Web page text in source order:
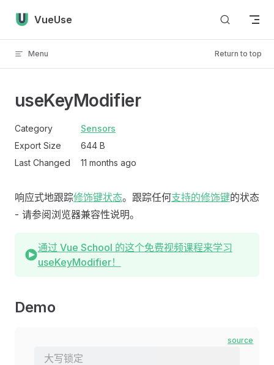
Skip to content
VueUse
Menu Return to top
useKeyModifier
Category
Sensors
Export Size
644 B
Last Changed
11 months ago
响应式地跟踪修饰键状态。跟踪任何支持的修饰键的状态
- 请参阅浏览器兼容性说明。
通过 Vue School 的这个免费视频课程来学习
useKeyModifier！
Demo
source
大写锁定